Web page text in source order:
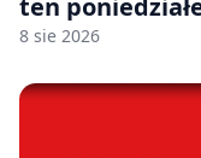
8 sie 2026